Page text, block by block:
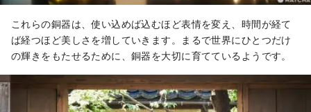
これらの銅器は、使い込めば込むほど表情を変え、時間が経て
ば経つほど美しさを増していきます。まるで世界にひとつだけ
の輝きをもたせるために、銅器を大切に育てているようです。